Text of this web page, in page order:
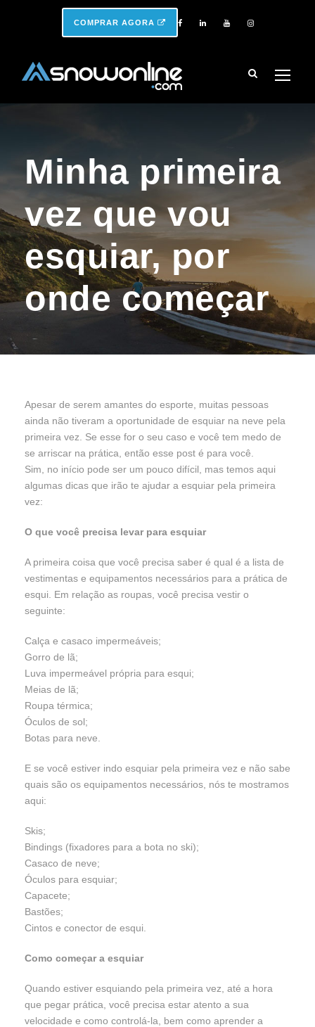
COMPRAR AGORA
Minha primeira
vez que vou
esquiar, por
onde começar
Apesar de serem amantes do esporte, muitas pessoas
ainda não tiveram a oportunidade de esquiar na neve pela
primeira vez. Se esse for o seu caso e você tem medo de
se arriscar na prática, então esse post é para você.
Sim, no início pode ser um pouco difícil, mas temos aqui
algumas dicas que irão te ajudar a esquiar pela primeira
vez:
O que você precisa levar para esquiar
A primeira coisa que você precisa saber é qual é a lista de
vestimentas e equipamentos necessários para a prática de
esqui. Em relação as roupas, você precisa vestir o
seguinte:
Calça e casaco impermeáveis;
Gorro de lã;
Luva impermeável própria para esqui;
Meias de lã;
Roupa térmica;
Óculos de sol;
Botas para neve.
E se você estiver indo esquiar pela primeira vez e não sabe
quais são os equipamentos necessários, nós te mostramos
aqui:
Skis;
Bindings (fixadores para a bota no ski);
Casaco de neve;
Óculos para esquiar;
Capacete;
Bastões;
Cintos e conector de esqui.
Como começar a esquiar
Quando estiver esquiando pela primeira vez, até a hora
que pegar prática, você precisa estar atento a sua
velocidade e como controlá-la, bem como aprender a